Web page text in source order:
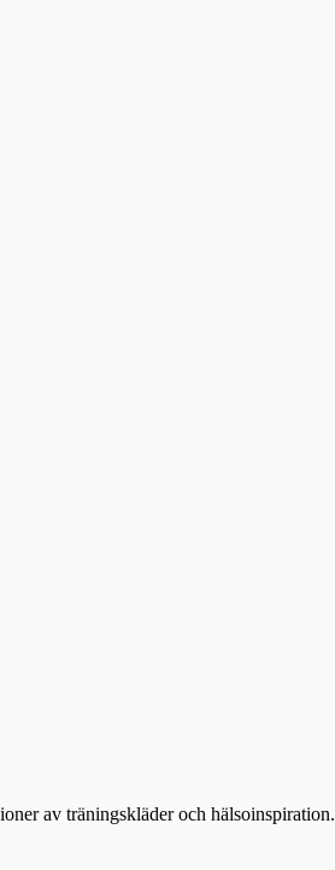
av träningskläder och hälsoinspiration.